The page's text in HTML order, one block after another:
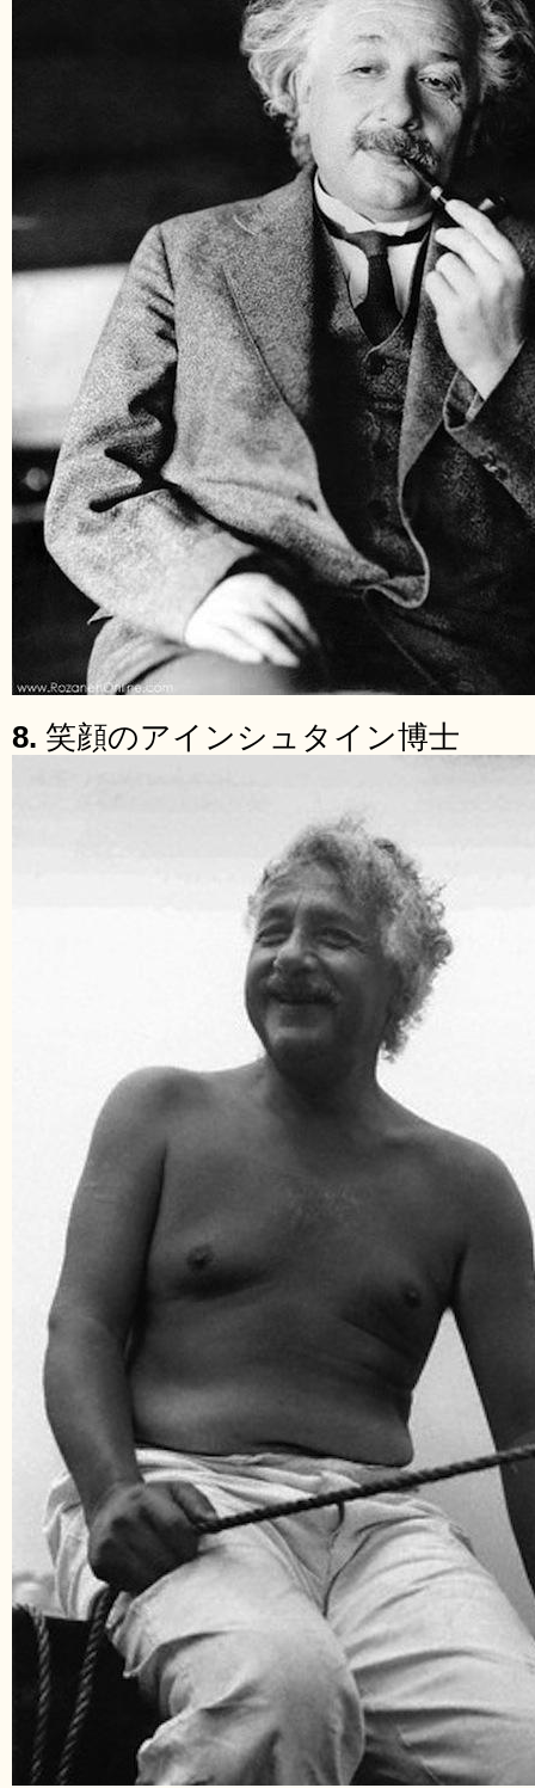
8. 笑顔のアインシュタイン博士